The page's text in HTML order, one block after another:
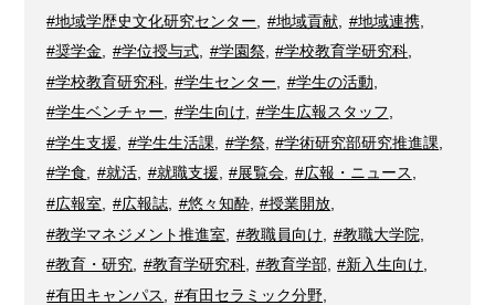
#地域学歴史文化研究センター
#地域貢献, #地域連携,
#奨学金
#学位授与式, #学園祭, #学校教育学研究科
#学校教育研究科
#学生センター #学生の活動
#学生ベンチャー
#学生向け #学生広報スタッフ
#学生支援
#学生生活課 #学祭, #学術研究部研究推進課
#学食, #就活, #就職支援, #展覧会, #広報・ニュース,
#広報室
#広報誌, #悠々知酔, #授業開放
#教学マネジメント推進室
#教職員向け #教職大学院
#教育・研究
#教育学研究科, #教育学部, #新入生向け
#有田キャンパス
#有田セラミック分野,